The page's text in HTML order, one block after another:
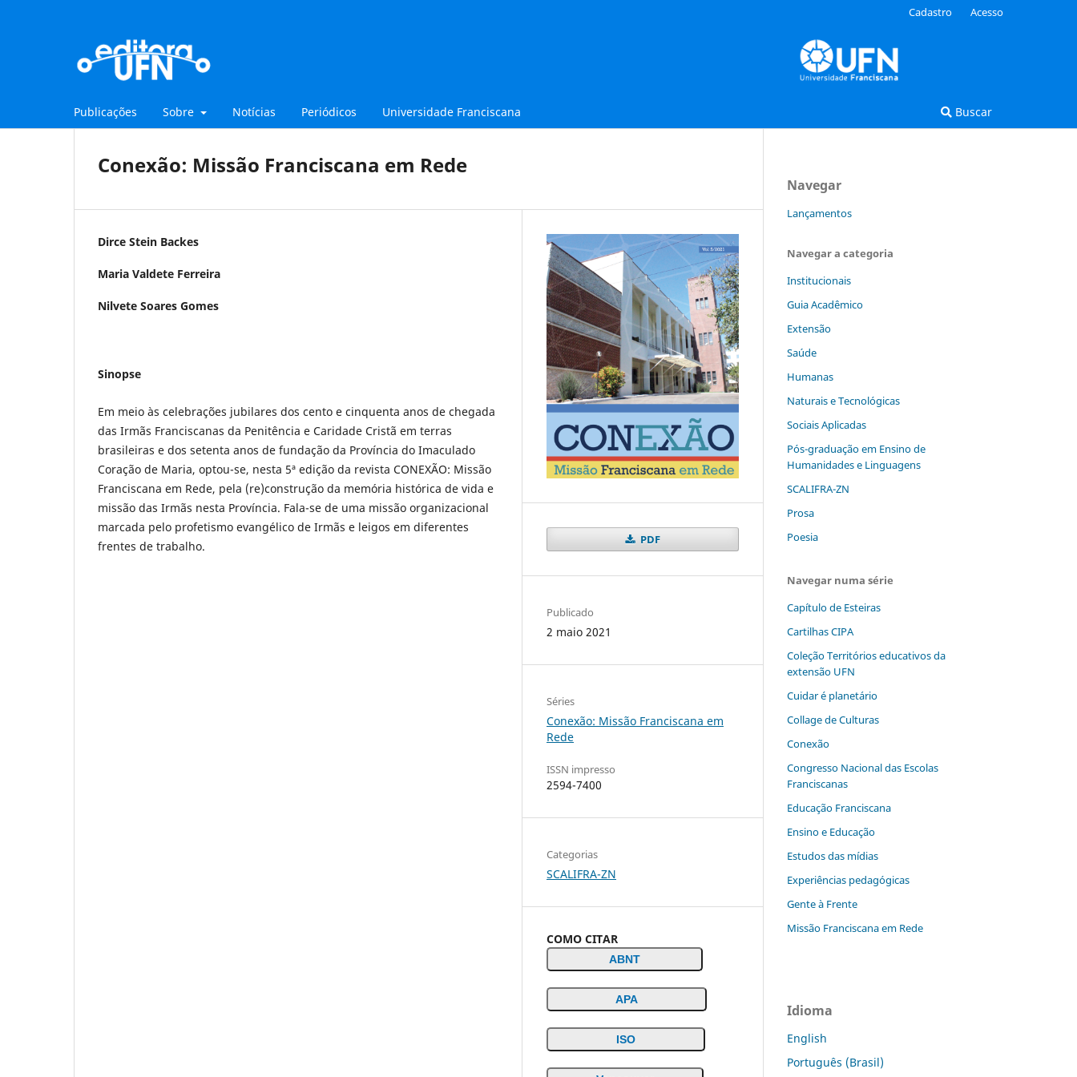
Publicações Sobre Notícias Periódicos Universidade Franciscana Buscar
Cadastro Acesso
Conexão: Missão Franciscana em Rede
Dirce Stein Backes
Maria Valdete Ferreira
Nilvete Soares Gomes
Sinopse
Em meio às celebrações jubilares dos cento e cinquenta anos de chegada
das Irmãs Franciscanas da Penitência e Caridade Cristã em terras
brasileiras e dos setenta anos de fundação da Província do Imaculado
Coração de Maria, optou-se, nesta 5ª edição da revista CONEXÃO: Missão
Franciscana em Rede, pela (re)construção da memória histórica de vida e
missão das Irmãs nesta Província. Fala-se de uma missão organizacional
marcada pelo profetismo evangélico de Irmãs e leigos em diferentes
frentes de trabalho.
PDF
Publicado
2 maio 2021
Séries
Conexão: Missão Franciscana em
Rede
ISSN impresso
2594-7400
Categorias
SCALIFRA-ZN
COMO CITAR
ABNT
APA
ISO
Navegar
Lançamentos
Navegar a categoria
Institucionais
Guia Acadêmico
Extensão
Saúde
Humanas
Naturais e Tecnológicas
Sociais Aplicadas
Pós-graduação em Ensino de
Humanidades e Linguagens
SCALIFRA-ZN
Prosa
Poesia
Navegar numa série
Capítulo de Esteiras
Cartilhas CIPA
Coleção Territórios educativos da
extensão UFN
Cuidar é planetário
Collage de Culturas
Conexão
Congresso Nacional das Escolas
Franciscanas
Educação Franciscana
Ensino e Educação
Estudos das mídias
Experiências pedagógicas
Gente à Frente
Missão Franciscana em Rede
Idioma
English
Português (Brasil)